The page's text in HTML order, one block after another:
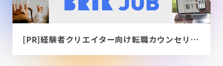
[PR]経験者クリエイター向け転職カウンセリング｜デザイナー / ディレクター / エンジニア